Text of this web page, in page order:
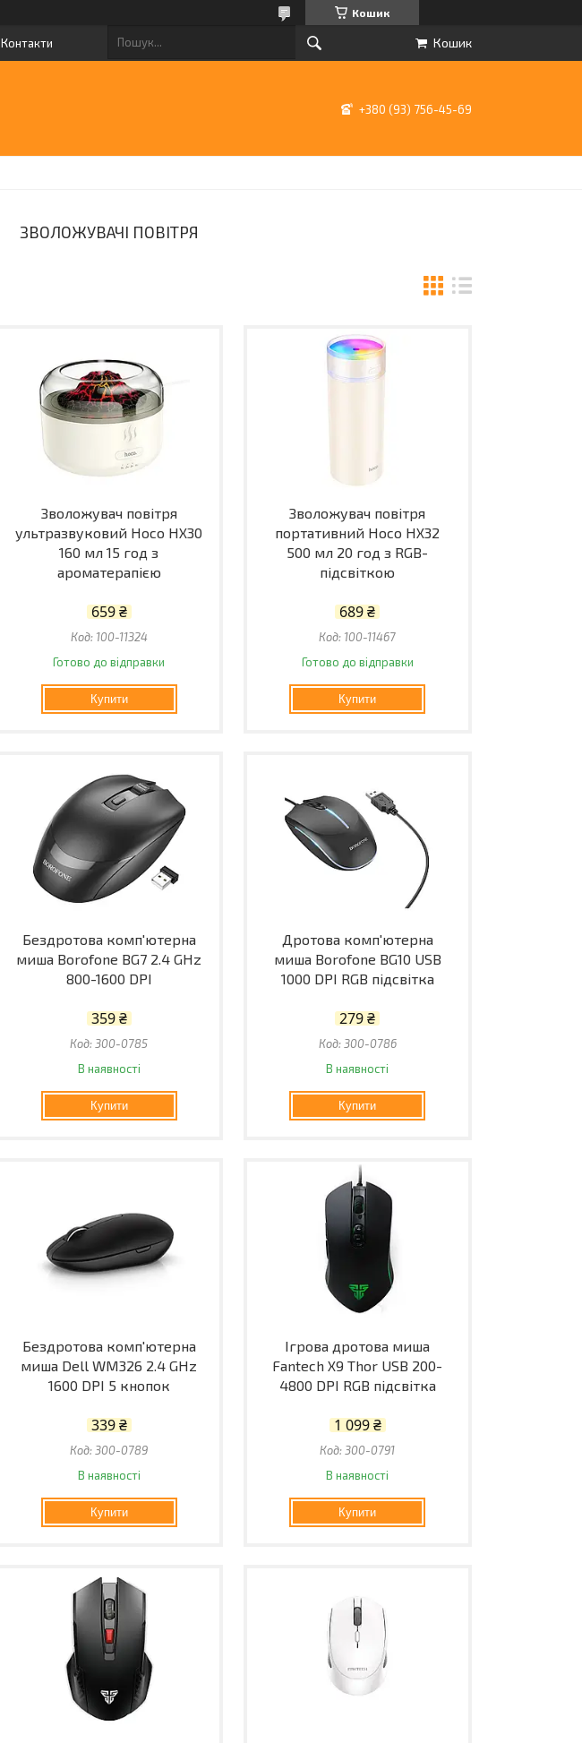
Кошик
Контакти Кошик
+380 (93) 756-45-69
ЗВОЛОЖУВАЧІ ПОВІТРЯ
Зволожувач повітря
ультразвуковий Hoco HX30
160 мл 15 год з
ароматерапією
659 ₴
100-11324
Готово до відправки
Купити
Зволожувач повітря
портативний Hoco HX32
500 мл 20 год з RGB-
підсвіткою
689 ₴
100-11467
Готово до відправки
Купити
Бездротова комп'ютерна
миша Borofone BG7 2.4 GHz
800-1600 DPI
359 ₴
300-0785
В наявності
Купити
Дротова комп'ютерна
миша Borofone BG10 USB
1000 DPI RGB підсвітка
279 ₴
300-0786
В наявності
Купити
Бездротова комп'ютерна
миша Dell WM326 2.4 GHz
1600 DPI 5 кнопок
339 ₴
300-0789
В наявності
Купити
Ігрова дротова миша
Fantech X9 Thor USB 200-
4800 DPI RGB підсвітка
1 099 ₴
300-0791
В наявності
Купити